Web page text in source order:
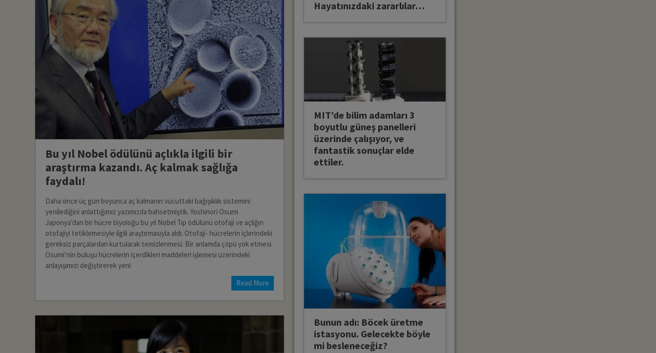
Bu yıl Nobel ödülünü açlıkla ilgili bir
araştırma kazandı. Aç kalmak sağlığa
faydalı!
Daha önce üç gün boyunca aç kalmanın vücuttaki bağışıklık sistemini
yenilediğini anlattığımız yazımızda bahsetmiştik. Yoshinori Osumi
Japonya’dan bir hücre biyoloğu bu yıl Nobel Tıp ödülünü otofaji ve açlığın
otofajiyi tetiklemesiyle ilgili araştırmasıyla aldı. Otofaji- hücrelerin içlerindeki
gereksiz parçalardan kurtularak temizlenmesi. Bir anlamda çöpü yok etmesi.
Osumi’nin buluşu hücrelerin içerdikleri maddeleri işlemesi üzerindeki
anlayışımızı değiştirerek yeni
Read More
Hayatınızdaki zararlılar…
MIT’de bilim adamları 3
boyutlu güneş panelleri
üzerinde çalışıyor, ve
fantastik sonuçlar elde
ettiler.
Bunun adı: Böcek üretme
istasyonu. Gelecekte böyle
mi besleneceğiz?